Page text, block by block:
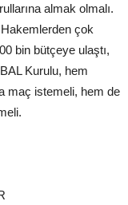
almak olmalı.
Hakemlerden çok
bin bütçeye ulaştı,
Kurulu, hem
maç istemeli, hem de